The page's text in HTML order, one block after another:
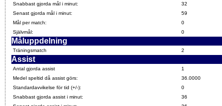
Snabbast gjorda mål i minut:
32
Senast gjorda mål i minut:
59
Mål per match:
0
Självmål:
0
Måluppdelning
Träningsmatch 2
Assist
Antal gjorda assist
1
Medel speltid då assist görs:
36.0000
Standardavvikelse för tid (+/-):
0
Snabbast gjorda assist i minut:
36